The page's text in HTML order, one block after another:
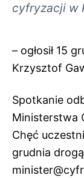
cyfryzacji w
– ogłosił 15
Krzysztof
Spotkanie
Ministerstwa
Chęć
grudnia